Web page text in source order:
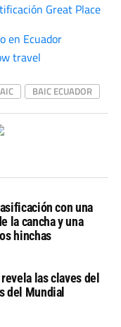
Great Place
en Ecuador
travel
BAIC ECUADOR
con una
la cancha y una
hinchas
las claves del
del Mundial